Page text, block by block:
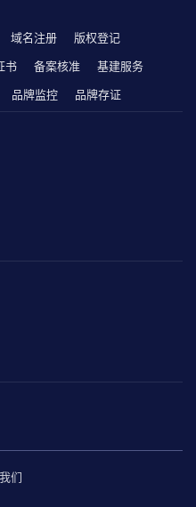
域名注册 版权登记
书 备案核准 基建服务
品牌监控 品牌存证
们